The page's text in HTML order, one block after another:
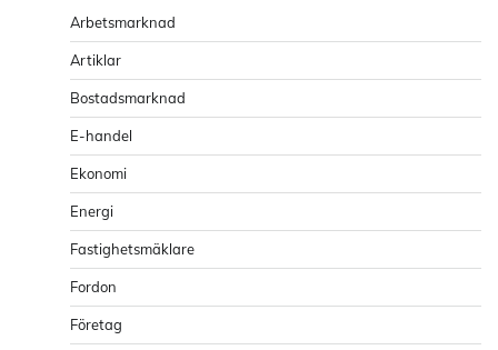
Arbetsmarknad
Artiklar
Bostadsmarknad
E-handel
Ekonomi
Energi
Fastighetsmäklare
Fordon
Företag